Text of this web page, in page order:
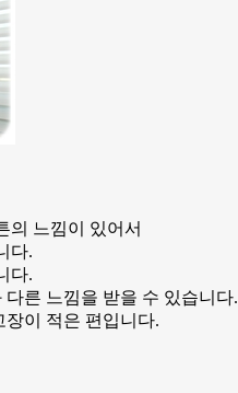
의 느낌이 있어서
다.
다.
른 느낌을 받을 수 있습니다.
이 적은 편입니다.